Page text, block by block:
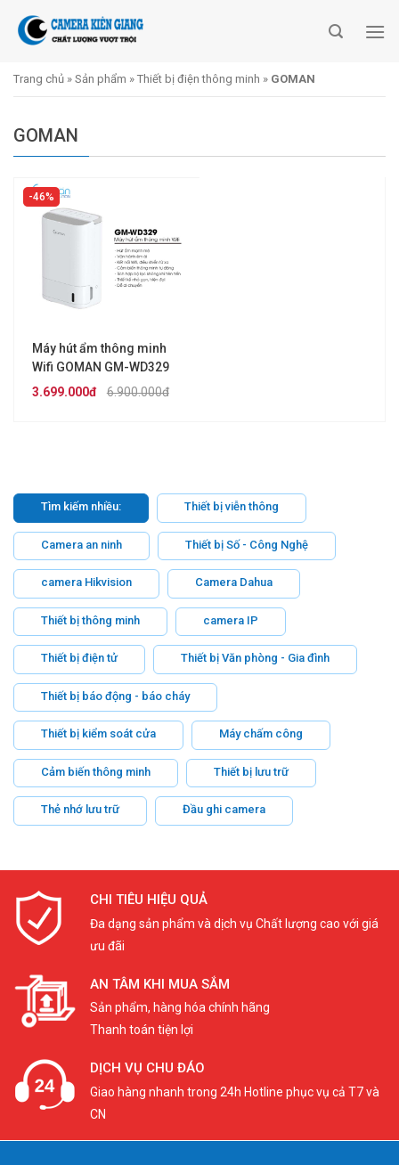
Trang chủ » Sản phẩm » Thiết bị điện thông minh » GOMAN
GOMAN
46%
Máy hút ẩm thông minh
Wifi GOMAN GM-WD329
6.900.000đ
3.699.000đ
Tìm kiếm nhiều: Thiết bị viễn thông
Camera an ninh Thiết bị Số - Công Nghệ
camera Hikvision Camera Dahua
Thiết bị thông minh camera IP
Thiết bị điện tử Thiết bị Văn phòng - Gia đình
Thiết bị báo động - báo cháy
Thiết bị kiểm soát cửa Máy chấm công
Cảm biến thông minh Thiết bị lưu trữ
Thẻ nhớ lưu trữ Đầu ghi camera
CHI TIÊU HIỆU QUẢ
Đa dạng sản phẩm và dịch vụ Chất lượng cao với giá
ưu đãi
AN TÂM KHI MUA SẮM
Sản phẩm, hàng hóa chính hãng
Thanh toán tiện lợi
DỊCH VỤ CHU ĐÁO
Giao hàng nhanh trong 24h Hotline phục vụ cả T7 và
CN